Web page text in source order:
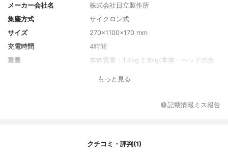
メーカー会社名
株式会社日立製作所
集塵方式
サイクロン式
サイズ
270x1100x170 mm
充電時間
4時間
重量
本体質量：1.4kg 2.8kg(本体・ヘッドの合
不明
40分(標準) 、13分(強)
もっと見る
記載情報ミス報告
クチコミ・評判(1)